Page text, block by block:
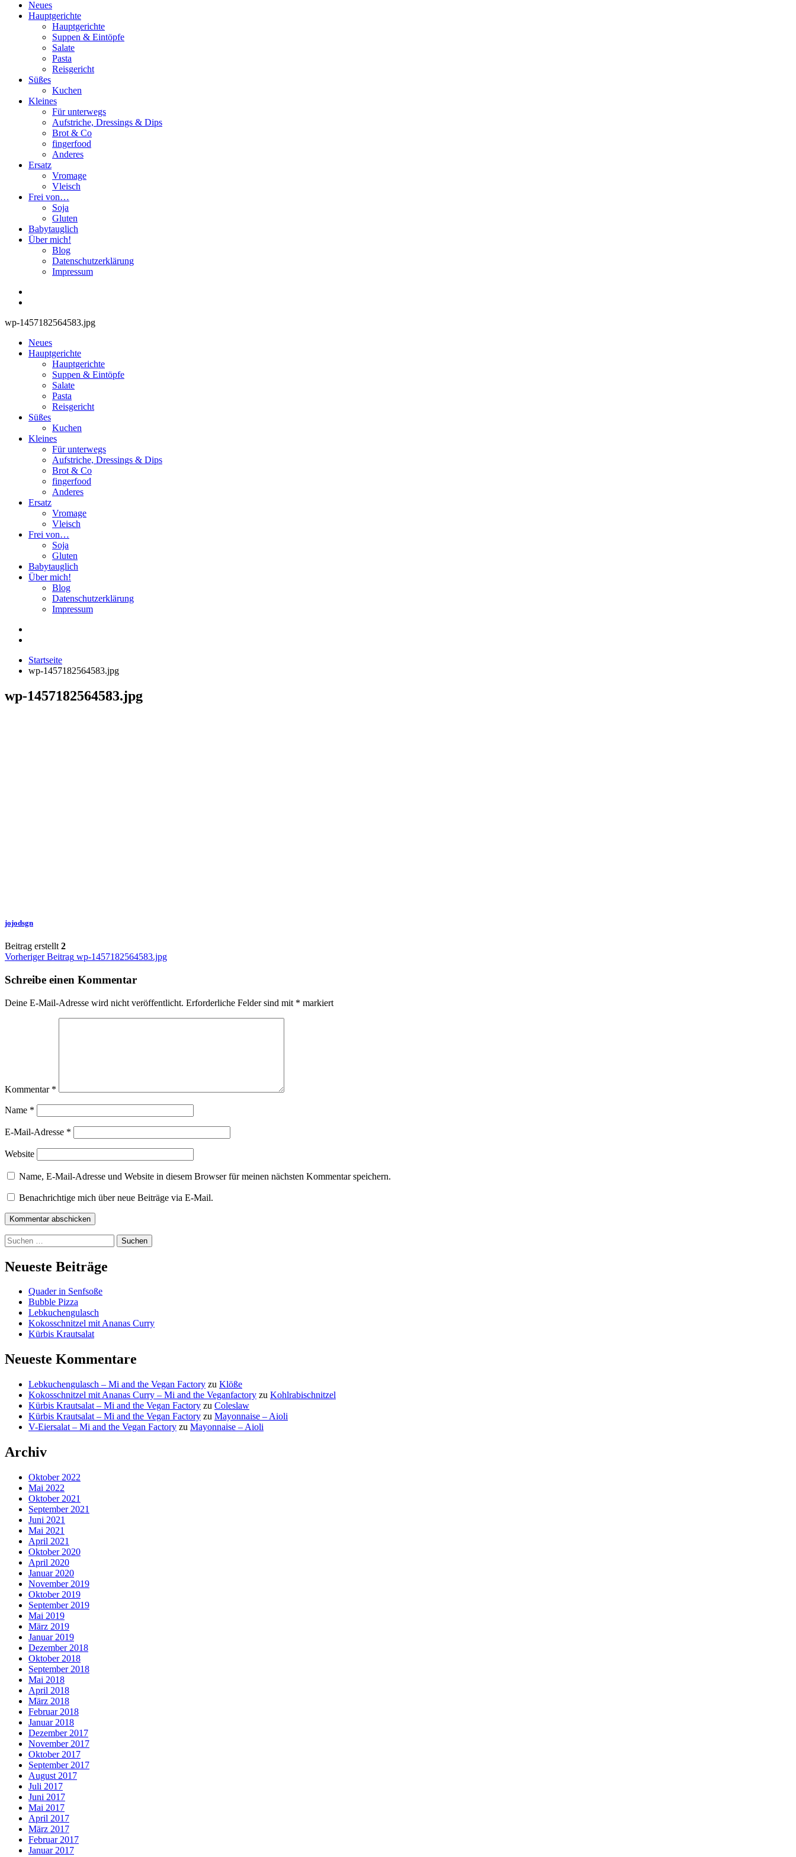
Neues
Hauptgerichte
Hauptgerichte
Suppen & Eintöpfe
Salate
Pasta
Reisgericht
Süßes
Kuchen
Kleines
Für unterwegs
Aufstriche, Dressings & Dips
Brot & Co
fingerfood
Anderes
Ersatz
Vromage
Vleisch
Frei von…
Soja
Gluten
Babytauglich
Über mich!
Blog
Datenschutzerklärung
Impressum
wp-1457182564583.jpg
Neues
Hauptgerichte
Hauptgerichte
Suppen & Eintöpfe
Salate
Pasta
Reisgericht
Süßes
Kuchen
Kleines
Für unterwegs
Aufstriche, Dressings & Dips
Brot & Co
fingerfood
Anderes
Ersatz
Vromage
Vleisch
Frei von…
Soja
Gluten
Babytauglich
Über mich!
Blog
Datenschutzerklärung
Impressum
Startseite
wp-1457182564583.jpg
wp-1457182564583.jpg
jojodsgn
Beitrag erstellt 2
Beitragsnavigation
Vorheriger Beitrag wp-1457182564583.jpg
Schreibe einen Kommentar
Deine E-Mail-Adresse wird nicht veröffentlicht. Erforderliche Felder sind mit * markiert
Kommentar *
Name *
E-Mail-Adresse *
Website
Name, E-Mail-Adresse und Website in diesem Browser für meinen nächsten Kommentar speichern.
Benachrichtige mich über neue Beiträge via E-Mail.
Kommentar abschicken
Suchen
nach:
Neueste Beiträge
Quader in Senfsoße
Bubble Pizza
Lebkuchengulasch
Kokosschnitzel mit Ananas Curry
Kürbis Krautsalat
Neueste Kommentare
Lebkuchengulasch – Mi and the Vegan Factory zu Klöße
Kokosschnitzel mit Ananas Curry – Mi and the Veganfactory zu Kohlrabischnitzel
Kürbis Krautsalat – Mi and the Vegan Factory zu Coleslaw
Kürbis Krautsalat – Mi and the Vegan Factory zu Mayonnaise – Aioli
V-Eiersalat – Mi and the Vegan Factory zu Mayonnaise – Aioli
Archiv
Oktober 2022
Mai 2022
Oktober 2021
September 2021
Juni 2021
Mai 2021
April 2021
Oktober 2020
April 2020
Januar 2020
November 2019
Oktober 2019
September 2019
Mai 2019
März 2019
Januar 2019
Dezember 2018
Oktober 2018
September 2018
Mai 2018
April 2018
März 2018
Februar 2018
Januar 2018
Dezember 2017
November 2017
Oktober 2017
September 2017
August 2017
Juli 2017
Juni 2017
Mai 2017
April 2017
März 2017
Februar 2017
Januar 2017